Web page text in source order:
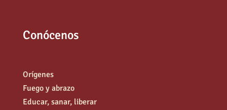
Conócenos
Orígenes
Fuego y abrazo
Educar, sanar, liberar